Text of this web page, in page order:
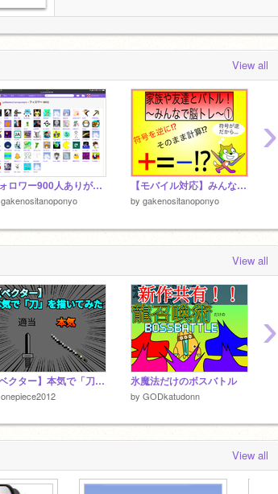
View all
フォロワー900人ありがとう！！
gakenositanoponyo
【モバイル対応】みんなで脳トレ！①※使い方必読
by gakenositanoponyo
›
View all
【ベクター】本気で「刀」を描いてみた
onepiece2012
氷魔法だけのボスバトル
by GODkatudonn
›
View all